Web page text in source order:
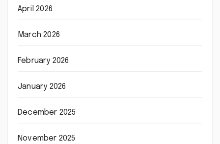
April 2026
March 2026
February 2026
January 2026
December 2025
November 2025